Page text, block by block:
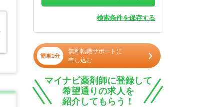
検索条件を保存する
簡単1分
無料転職サポートに
申し込む
マイナビ薬剤師に登録して
希望通りの求人を
紹介してもらう！